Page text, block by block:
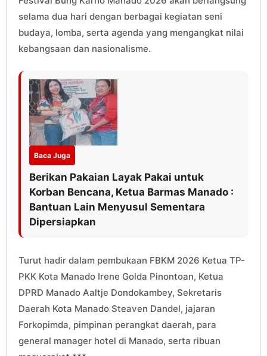
selama dua hari dengan berbagai kegiatan seni
budaya, lomba, serta agenda yang mengangkat nilai
kebangsaan dan nasionalisme.
Baca Juga
Berikan Pakaian Layak Pakai untuk
Korban Bencana, Ketua Barmas Manado :
Bantuan Lain Menyusul Sementara
Dipersiapkan
Turut hadir dalam pembukaan FBKM 2026 Ketua TP-
PKK Kota Manado Irene Golda Pinontoan, Ketua
DPRD Manado Aaltje Dondokambey, Sekretaris
Daerah Kota Manado Steaven Dandel, jajaran
Forkopimda, pimpinan perangkat daerah, para
general manager hotel di Manado, serta ribuan